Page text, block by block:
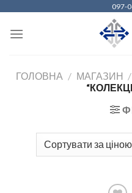
content
097-
ГОЛОВНА / МАГАЗИН /